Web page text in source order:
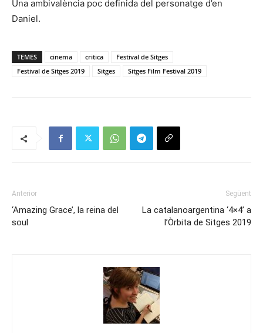
Una ambivalència poc definida del personatge d’en
Daniel.
TEMES cinema critica
Festival de Sitges
Festival de Sitges 2019
Sitges Sitges Film Festival 2019
Anterior
‘Amazing Grace’, la reina del
soul
Següent
La catalanoargentina ‘4×4’ a
l’Òrbita de Sitges 2019